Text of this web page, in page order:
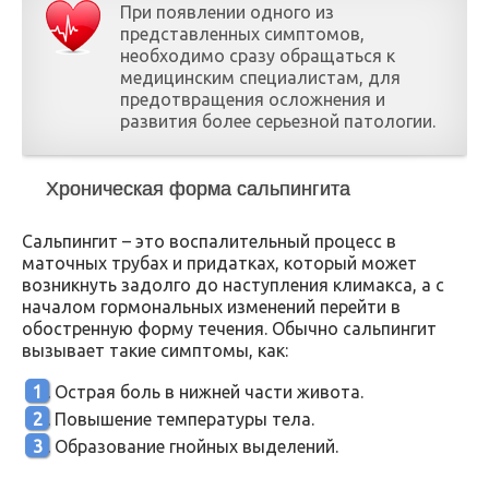
При появлении одного из
представленных симптомов,
необходимо сразу обращаться к
медицинским специалистам, для
предотвращения осложнения и
развития более серьезной патологии.
Хроническая форма сальпингита
Сальпингит – это воспалительный процесс в
маточных трубах и придатках, который может
возникнуть задолго до наступления климакса, а с
началом гормональных изменений перейти в
обостренную форму течения. Обычно сальпингит
вызывает такие симптомы, как:
Острая боль в нижней части живота.
Повышение температуры тела.
Образование гнойных выделений.